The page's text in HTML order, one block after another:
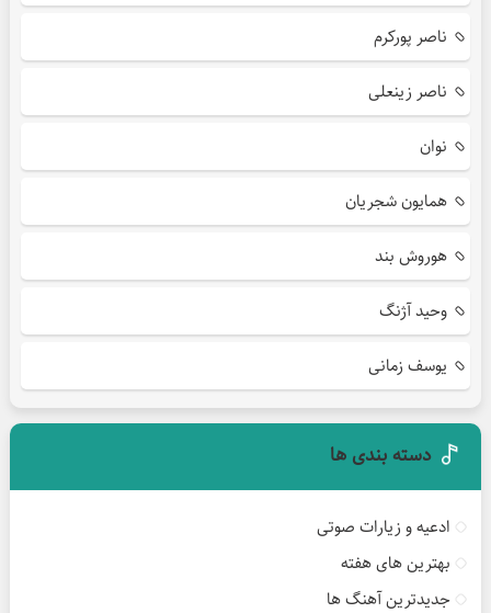
ناصر پورکرم
ناصر زینعلی
نوان
همایون شجریان
هوروش بند
وحید آژنگ
یوسف زمانی
دسته بندی ها
ادعیه و زیارات صوتی
بهترین های هفته
جدیدترین آهنگ ها